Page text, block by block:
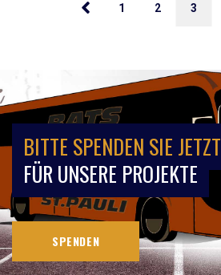
1 2 3
BITTE SPENDEN SIE JETZT
FÜR UNSERE PROJEKTE
SPENDEN